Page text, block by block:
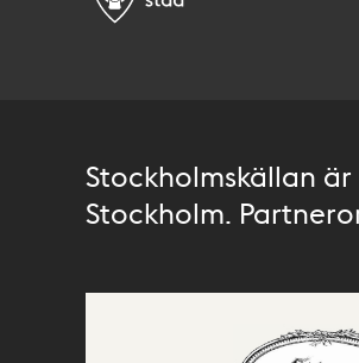
Stockholmskällan
Stockholm.